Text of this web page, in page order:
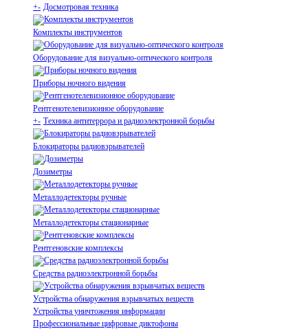
+- Досмотровая техника
Комплекты инструментов
Оборудование для визуально-оптического контроля
Приборы ночного видения
Рентгенотелевизионное оборудование
+- Техника антитеррора и радиоэлектронной борьбы
Блокираторы радиовзрывателей
Дозиметры
Металлодетекторы ручные
Металлодетекторы стационарные
Рентгеновские комплексы
Средства радиоэлектронной борьбы
Устройства обнаружения взрывчатых веществ
Устройства уничтожения информации
Профессиональные цифровые диктофоны